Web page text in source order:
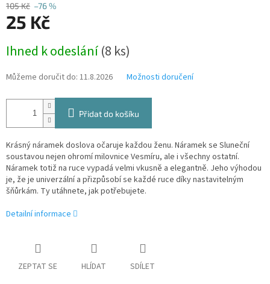
105 Kč –76 %
25 Kč
cena:
Ihned k odeslání(8 ks)
Můžeme doručit do: 11.8.2026 Možnosti doručení
Přidat do košíku
Krásný náramek doslova očaruje každou ženu. Náramek se Sluneční
soustavou nejen ohromí milovnice Vesmíru, ale i všechny ostatní.
Náramek totiž na ruce vypadá velmi vkusně a elegantně. Jeho výhodou
je, že je univerzální a přizpůsobí se každé ruce díky nastavitelným
šňůrkám. Ty utáhnete, jak potřebujete.
Detailní informace
ZEPTAT SE HLÍDAT SDÍLET